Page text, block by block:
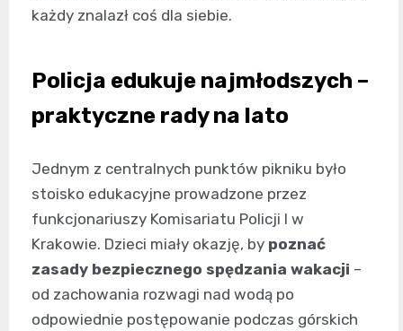
każdy znalazł coś dla siebie.
Policja edukuje najmłodszych –
praktyczne rady na lato
Jednym z centralnych punktów pikniku było
stoisko edukacyjne prowadzone przez
funkcjonariuszy Komisariatu Policji I w
Krakowie. Dzieci miały okazję, by poznać
zasady bezpiecznego spędzania wakacji –
od zachowania rozwagi nad wodą po
odpowiednie postępowanie podczas górskich